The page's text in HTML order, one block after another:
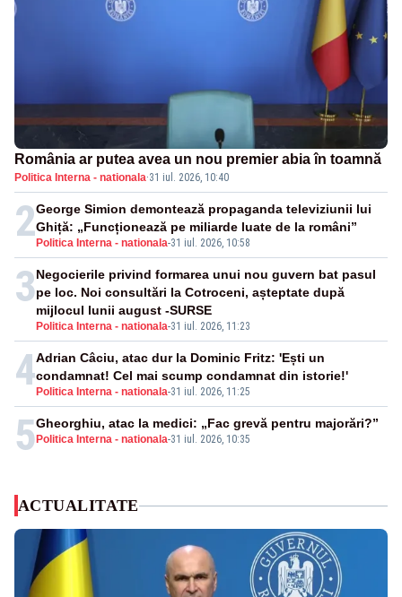
România ar putea avea un nou premier abia în toamnă
Politica Interna - nationala·31 iul. 2026, 10:40
2 Politica Interna - nationala-31 iul. 2026, 10:58
George Simion demontează propaganda televiziunii lui
Ghiță: „Funcționează pe miliarde luate de la români”
3
Politica Interna - nationala-31 iul. 2026, 11:23
Negocierile privind formarea unui nou guvern bat pasul
pe loc. Noi consultări la Cotroceni, așteptate după
mijlocul lunii august -SURSE
4 Politica Interna - nationala-31 iul. 2026, 11:25
Adrian Câciu, atac dur la Dominic Fritz: 'Ești un
condamnat! Cel mai scump condamnat din istorie!'
5 Politica Interna - nationala-31 iul. 2026, 10:35
Gheorghiu, atac la medici: „Fac grevă pentru majorări?”
ACTUALITATE